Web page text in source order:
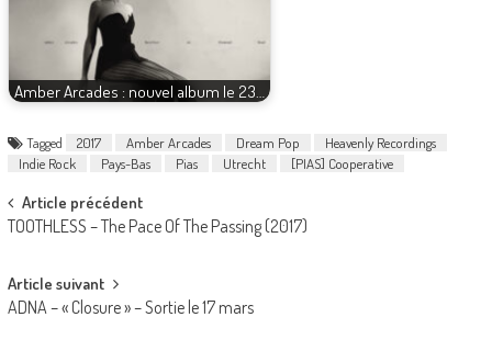
Amber Arcades : nouvel album le 23…
Tagged 2017 Amber Arcades Dream Pop
Heavenly Recordings
Indie Rock
Pays-Bas Pias Utrecht [PIAS] Cooperative
Post
navigation
Article précédent
TOOTHLESS – The Pace Of The Passing (2017)
Article suivant
ADNA – « Closure » – Sortie le 17 mars